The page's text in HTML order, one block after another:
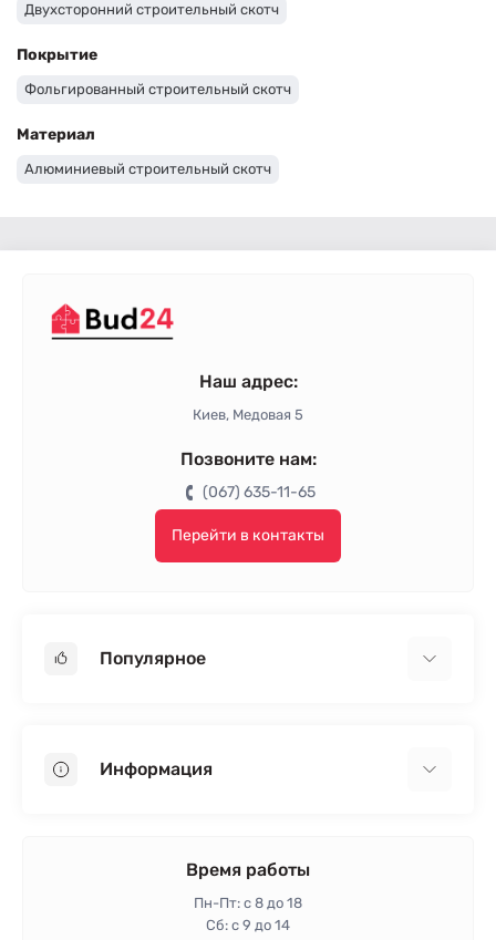
Двухсторонний строительный скотч
Покрытие
Фольгированный строительный скотч
Материал
Алюминиевый строительный скотч
Наш адрес:
Киев, Медовая 5
Позвоните нам:
(067) 635-11-65
Перейти в контакты
Популярное
Пенопласт
Информация
Время работы
Пн-Пт: с 8 до 18
Сб: с 9 до 14